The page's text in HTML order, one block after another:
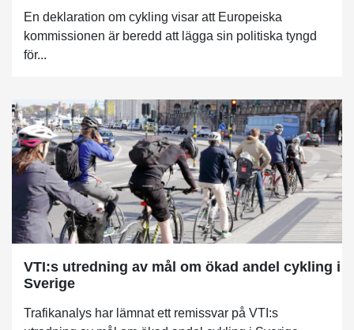
En deklaration om cykling visar att Europeiska
kommissionen är beredd att lägga sin politiska tyngd
för...
VTI:s utredning av mål om ökad andel cykling i
Sverige
Trafikanalys har lämnat ett remissvar på VTI:s